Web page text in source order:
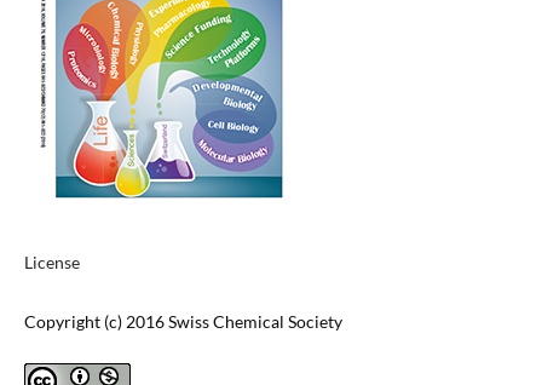
License
Copyright (c) 2016 Swiss Chemical Society